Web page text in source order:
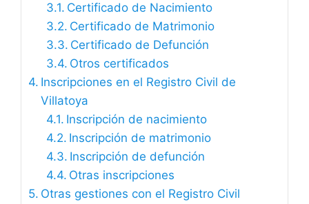
Certificado de Nacimiento
Certificado de Matrimonio
Certificado de Defunción
Otros certificados
Inscripciones en el Registro Civil de
Villatoya
Inscripción de nacimiento
Inscripción de matrimonio
Inscripción de defunción
Otras inscripciones
Otras gestiones con el Registro Civil